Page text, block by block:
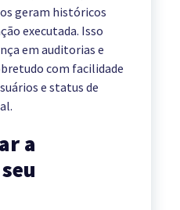
geram históricos
executada. Isso
em auditorias e
com facilidade
e status de
a